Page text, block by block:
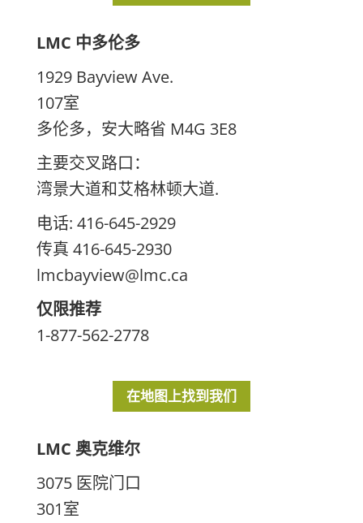
LMC 中多伦多
1929 Bayview Ave.
107室
多伦多，安大略省 M4G 3E8
主要交叉路口：
湾景大道和艾格林顿大道.
电话: 416-645-2929
传真 416-645-2930
lmcbayview@lmc.ca
仅限推荐
1-877-562-2778
在地图上找到我们
LMC 奥克维尔
3075 医院门口
301室